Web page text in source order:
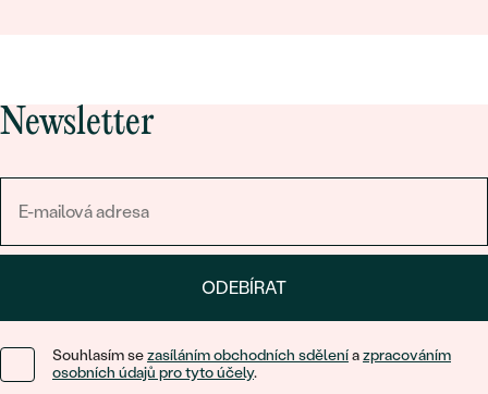
Newsletter
ODEBÍRAT
Souhlasím sezasíláním obchodních sděleníazpracováním
osobních údajů pro tyto účely.